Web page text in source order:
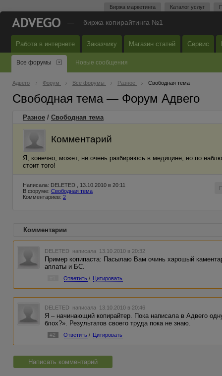
Биржа маркетинга Каталог услуг
— биржа копирайтинга №1
Работа в интернете Заказчику Магазин статей Сервис
Все форумы Новые сообщения
Адвего Форум Все форумы Разное Свободная тема
Свободная тема — Форум Адвего
Разное / Свободная тема
Комментарий
Я, конечно, может, не очень разбираюсь в медицине, но по
стоит того!
Написала: DELETED , 13.10.2010 в 20:11
В форуме: Свободная тема
Комментариев: 2
Комментарии
DELETED написала 13.10.2010 в 20:32
Пример копипаста: Пасылаю Вам очинь харошый
аплаты и БС.
Ответить / Цитировать
DELETED написала 13.10.2010 в 20:46
Я – начинающий копирайтер. Пока написала в Адвего
блох?». Результатов своего труда пока не знаю.
#2 Ответить / Цитировать
Написать комментарий